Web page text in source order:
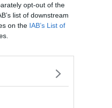
opt-out of the
list of downstream
on the IAB’s List of